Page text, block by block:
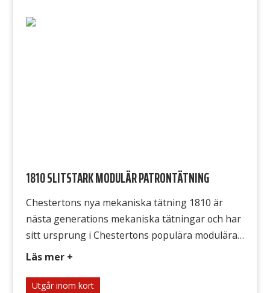
kompakta profilen är tätningsinstallationen
1810 SLITSTARK MODULÄR PATRONTÄTNING
Chestertons nya mekaniska tätning 1810 är
nästa generations mekaniska tätningar och har
sitt ursprung i Chestertons populära modulära
plattform AXIUS™. Tätningens modulära design
tätningen till processens kemiska
Läs mer +
Utgår inom kort